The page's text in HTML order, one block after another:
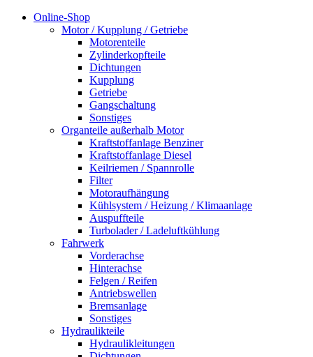
Online-Shop
Motor / Kupplung / Getriebe
Motorenteile
Zylinderkopfteile
Dichtungen
Kupplung
Getriebe
Gangschaltung
Sonstiges
Organteile außerhalb Motor
Kraftstoffanlage Benziner
Kraftstoffanlage Diesel
Keilriemen / Spannrolle
Filter
Motoraufhängung
Kühlsystem / Heizung / Klimaanlage
Auspuffteile
Turbolader / Ladeluftkühlung
Fahrwerk
Vorderachse
Hinterachse
Felgen / Reifen
Antriebswellen
Bremsanlage
Sonstiges
Hydraulikteile
Hydraulikleitungen